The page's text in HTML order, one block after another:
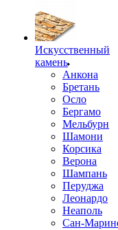
Искусственный
камень
Анкона
Бретань
Осло
Бергамо
Мельбурн
Шамони
Корсика
Верона
Шампань
Перуджа
Леонардо
Неаполь
Сан-